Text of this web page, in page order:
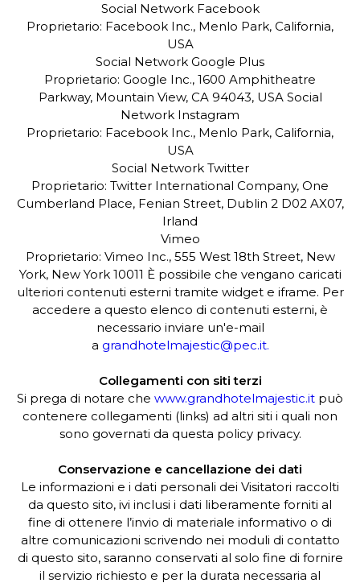
Social Network Facebook
Proprietario: Facebook Inc., Menlo Park, California,
USA
Social Network Google Plus
Proprietario: Google Inc., 1600 Amphitheatre
Parkway, Mountain View, CA 94043, USA Social
Network Instagram
Proprietario: Facebook Inc., Menlo Park, California,
USA
Social Network Twitter
Proprietario: Twitter International Company, One
Cumberland Place, Fenian Street, Dublin 2 D02 AX07,
Irland
Vimeo
Proprietario: Vimeo Inc., 555 West 18th Street, New
York, New York 10011 È possibile che vengano caricati
ulteriori contenuti esterni tramite widget e iframe. Per
accedere a questo elenco di contenuti esterni, è
necessario inviare un'e-mail
a grandhotelmajestic@pec.it.
Collegamenti con siti terzi
Si prega di notare che www.grandhotelmajestic.it può
contenere collegamenti (links) ad altri siti i quali non
sono governati da questa policy privacy.
Conservazione e cancellazione dei dati
Le informazioni e i dati personali dei Visitatori raccolti
da questo sito, ivi inclusi i dati liberamente forniti al
fine di ottenere l’invio di materiale informativo o di
altre comunicazioni scrivendo nei moduli di contatto
di questo sito, saranno conservati al solo fine di fornire
il servizio richiesto e per la durata necessaria al